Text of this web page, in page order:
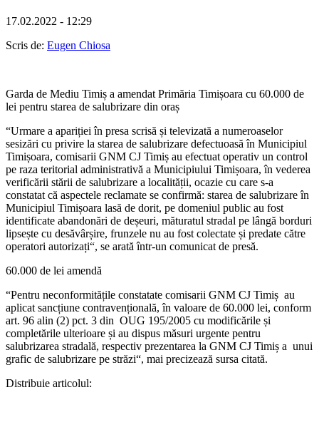
17.02.2022 - 12:29
Scris de: Eugen Chiosa
Garda de Mediu Timiș a amendat Primăria Timișoara cu 60.000 de
lei pentru starea de salubrizare din oraș
“Urmare a apariției în presa scrisă și televizată a numeroaselor
sesizări cu privire la starea de salubrizare defectuoasă în Municipiul
Timișoara, comisarii GNM CJ Timiș au efectuat operativ un control
pe raza teritorial administrativă a Municipiului Timișoara, în vederea
verificării stării de salubrizare a localității, ocazie cu care s-a
constatat că aspectele reclamate se confirmă: starea de salubrizare în
Municipiul Timișoara lasă de dorit, pe domeniul public au fost
identificate abandonări de deșeuri, măturatul stradal pe lângă borduri
lipsește cu desăvârșire, frunzele nu au fost colectate și predate către
operatori autorizați“, se arată într-un comunicat de presă.
60.000 de lei amendă
“Pentru neconformitățile constatate comisarii GNM CJ Timiș au
aplicat sancțiune contravențională, în valoare de 60.000 lei, conform
art. 96 alin (2) pct. 3 din OUG 195/2005 cu modificările și
completările ulterioare și au dispus măsuri urgente pentru
salubrizarea stradală, respectiv prezentarea la GNM CJ Timiș a unui
grafic de salubrizare pe străzi“, mai precizează sursa citată.
Distribuie articolul: